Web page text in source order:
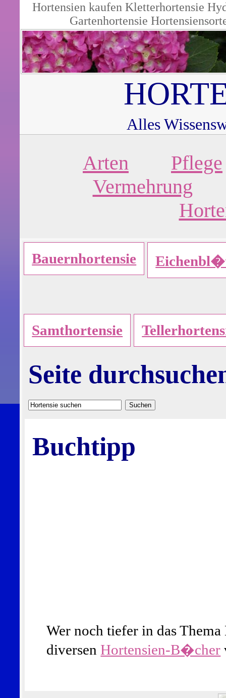
Hortensien kaufen Kletterhortensie
Gartenhortensie
Alles
Arten
Pflege
Vermehrung
Bauernhortensie
Samthortensie
Seite
Buchtipp
Wer noch tiefer in das
diversen Hortensien-B�cher